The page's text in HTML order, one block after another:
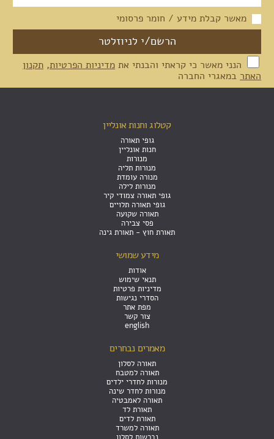
מאשר קבלת מידע / חומר פרסומי
הנני מאשר כי קראתי והבנתי את מדיניות הפרטיות, תקנון
האתר במאגרי החברה
קטלוג וחנות אונליין
גופי תאורה
חנות אונליין
מנורות
מנורות תליה
מנורה עומדת
מנורות לילה
גופי תאורה צמודי קיר
גופי תאורה תלויים
תאורה שקועה
פסי צבירה
תאורת חוץ - תאורת גינה
מידע שמושי
אודות
תנאי שימוש
מדיניות פרטיות
הסדרי נגישות
מפת אתר
צור קשר
english
מאמרים נבחרים
תאורה לסלון
תאורה למטבח
מנורות לחדרי ילדים
מנורות לחדר שינה
תאורה לאמבטיה
תאורת לד
תאורת לדים
תאורה למשרד